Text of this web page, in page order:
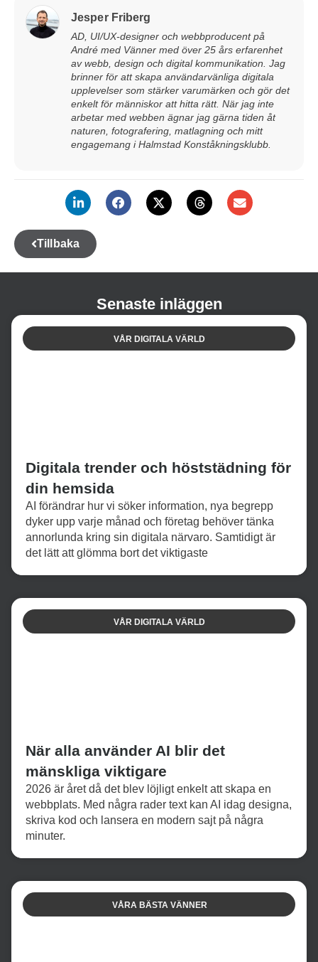
Jesper Friberg
AD, UI/UX-designer och webbproducent på
André med Vänner med över 25 års erfarenhet
av webb, design och digital kommunikation. Jag
brinner för att skapa användarvänliga digitala
upplevelser som stärker varumärken och gör det
enkelt för människor att hitta rätt. När jag inte
arbetar med webben ägnar jag gärna tiden åt
naturen, fotografering, matlagning och mitt
engagemang i Halmstad Konståkningsklubb.
Tillbaka
Senaste inläggen
VÅR DIGITALA VÄRLD
Digitala trender och höststädning för
din hemsida
AI förändrar hur vi söker information, nya begrepp
dyker upp varje månad och företag behöver tänka
annorlunda kring sin digitala närvaro. Samtidigt är
det lätt att glömma bort det viktigaste
VÅR DIGITALA VÄRLD
När alla använder AI blir det
mänskliga viktigare
2026 är året då det blev löjligt enkelt att skapa en
webbplats. Med några rader text kan AI idag designa,
skriva kod och lansera en modern sajt på några
minuter.
VÅRA BÄSTA VÄNNER